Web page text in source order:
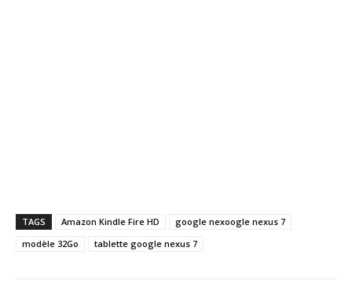
TAGS Amazon Kindle Fire HD
google nexoogle nexus 7
modèle 32Go
tablette google nexus 7